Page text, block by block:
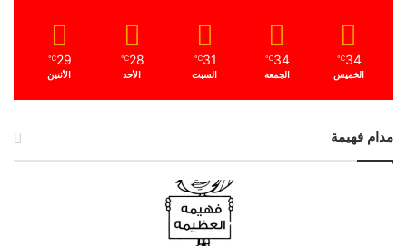
34
℃
الخميس
34
℃
الجمعة
31
℃
السبت
28
℃
الأحد
29
℃
الأثنين
مدام فهيمة